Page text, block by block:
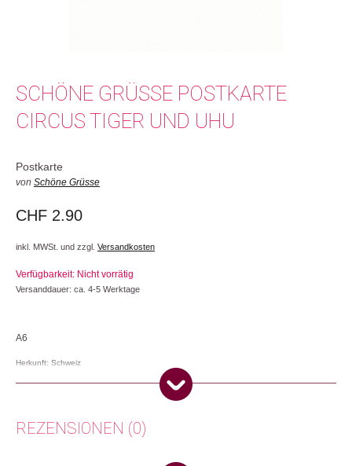
SCHÖNE GRÜSSE POSTKARTE
CIRCUS TIGER UND UHU
Postkarte
von Schöne Grüsse
CHF 2.90
inkl. MWSt. und zzgl. Versandkosten
Verfügbarkeit: Nicht vorrätig
Versanddauer: ca. 4-5 Werktage
A6
Herkunft: Schweiz
Artikelnummer: 106517.90
REZENSIONEN (0)